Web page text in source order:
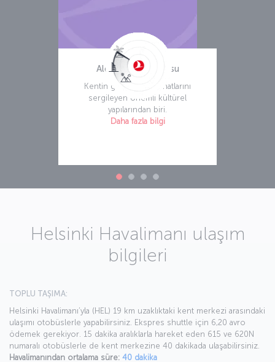
Alexander Tiyatrosu
Kentin geleneksel sanatlarını
sergileyen önemli kültürel
yapılarından biri.
Daha fazla bilgi
Helsinki Havalimanı ulaşım
bilgileri
TOPLU TAŞIMA:
Helsinki Havalimanı’yla (HEL) 19 km uzaklıktaki kent merkezi arasındaki
ulaşımı otobüslerle yapabilirsiniz. Ekspres shuttle için 6,20 avro
ödemek gerekiyor. 15 dakika aralıklarla hareket eden 615 ve 620N
numaralı otobüslerle de kent merkezine 40 dakikada ulaşabilirsiniz.
Havalimanından ortalama süre: 40 dakika